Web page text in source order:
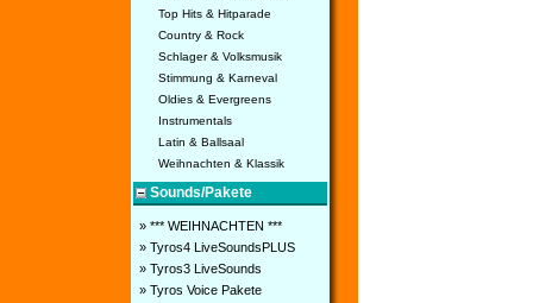
Top Hits & Hitparade
Country & Rock
Schlager & Volksmusik
Stimmung & Karneval
Oldies & Evergreens
Instrumentals
Latin & Ballsaal
Weihnachten & Klassik
Sounds/Pakete
» *** WEIHNACHTEN ***
» Tyros4 LiveSoundsPLUS
» Tyros3 LiveSounds
» Tyros Voice Pakete